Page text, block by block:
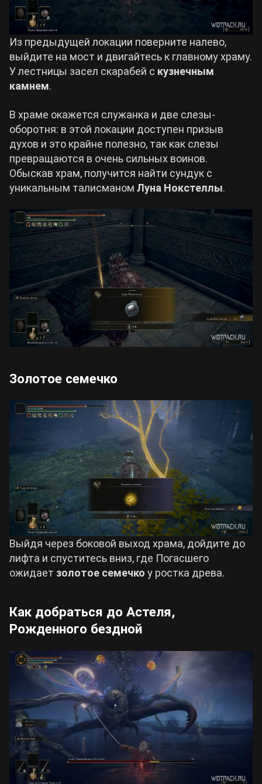
Из предыдущей локации поверните налево,
выйдите на мост и двигайтесь к главному храму.
У лестницы засел скарабей с кузнечным
камнем.
В храме окажется служанка и две слезы-
оборотня: в этой локации доступен призыв
духов и это крайне полезно, так как слезы
превращаются в очень сильных воинов.
Обыскав храм, получится найти сундук с
уникальным талисманом Луна Нокстеллы.
Золотое семечко
Выйдя через боковой выход храма, дойдите до
лифта и спуститесь вниз, где Погасшего
ожидает золотое семечко у ростка древа.
Как добраться до Астеля,
Рожденного бездной